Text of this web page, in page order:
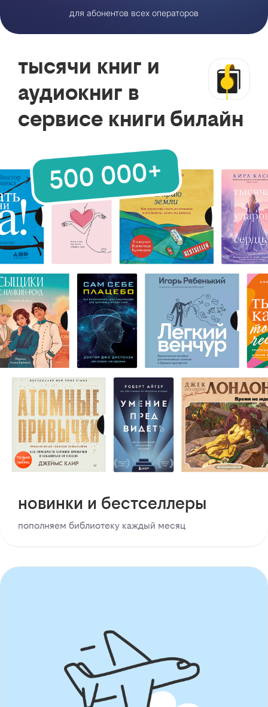
для абонентов всех операторов
тысячи книг и
аудиокниг в
сервисе книги билайн
новинки и бестселлеры
пополняем библиотеку каждый месяц